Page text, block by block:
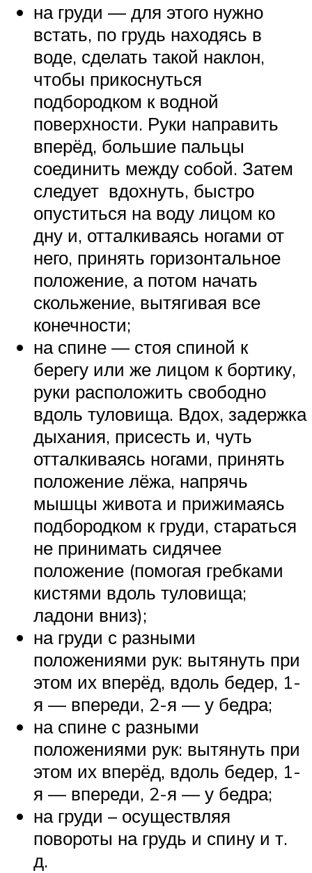
на груди — для этого нужно
встать, по грудь находясь в
воде, сделать такой наклон,
чтобы прикоснуться
подбородком к водной
поверхности. Руки направить
вперёд, большие пальцы
соединить между собой. Затем
следует вдохнуть, быстро
опуститься на воду лицом ко
дну и, отталкиваясь ногами от
него, принять горизонтальное
положение, а потом начать
скольжение, вытягивая все
конечности;
на спине — стоя спиной к
берегу или же лицом к бортику,
руки расположить свободно
вдоль туловища. Вдох, задержка
дыхания, присесть и, чуть
отталкиваясь ногами, принять
положение лёжа, напрячь
мышцы живота и прижимаясь
подбородком к груди, стараться
не принимать сидячее
положение (помогая гребками
кистями вдоль туловища;
ладони вниз);
на груди с разными
положениями рук: вытянуть при
этом их вперёд, вдоль бедер, 1-
я — впереди, 2-я — у бедра;
на спине с разными
положениями рук: вытянуть при
этом их вперёд, вдоль бедер, 1-
я — впереди, 2-я — у бедра;
на груди – осуществляя
повороты на грудь и спину и т.
д.